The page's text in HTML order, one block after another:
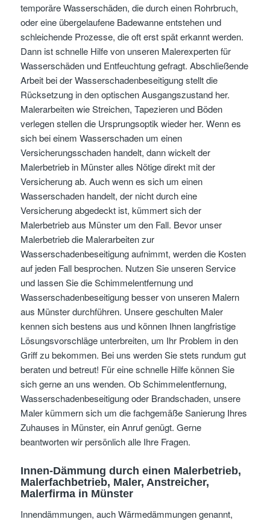
temporäre Wasserschäden, die durch einen Rohrbruch,
oder eine übergelaufene Badewanne entstehen und
schleichende Prozesse, die oft erst spät erkannt werden.
Dann ist schnelle Hilfe von unseren Malerexperten für
Wasserschäden und Entfeuchtung gefragt. Abschließende
Arbeit bei der Wasserschadenbeseitigung stellt die
Rücksetzung in den optischen Ausgangszustand her.
Malerarbeiten wie Streichen, Tapezieren und Böden
verlegen stellen die Ursprungsoptik wieder her. Wenn es
sich bei einem Wasserschaden um einen
Versicherungsschaden handelt, dann wickelt der
Malerbetrieb in Münster alles Nötige direkt mit der
Versicherung ab. Auch wenn es sich um einen
Wasserschaden handelt, der nicht durch eine
Versicherung abgedeckt ist, kümmert sich der
Malerbetrieb aus Münster um den Fall. Bevor unser
Malerbetrieb die Malerarbeiten zur
Wasserschadenbeseitigung aufnimmt, werden die Kosten
auf jeden Fall besprochen. Nutzen Sie unseren Service
und lassen Sie die Schimmelentfernung und
Wasserschadenbeseitigung besser von unseren Malern
aus Münster durchführen. Unsere geschulten Maler
kennen sich bestens aus und können Ihnen langfristige
Lösungsvorschläge unterbreiten, um Ihr Problem in den
Griff zu bekommen. Bei uns werden Sie stets rundum gut
beraten und betreut! Für eine schnelle Hilfe können Sie
sich gerne an uns wenden. Ob Schimmelentfernung,
Wasserschadenbeseitigung oder Brandschaden, unsere
Maler kümmern sich um die fachgemäße Sanierung Ihres
Zuhauses in Münster, ein Anruf genügt. Gerne
beantworten wir persönlich alle Ihre Fragen.
Innen-Dämmung durch einen Malerbetrieb,
Malerfachbetrieb, Maler, Anstreicher,
Malerfirma in Münster
Innendämmungen, auch Wärmedämmungen genannt,